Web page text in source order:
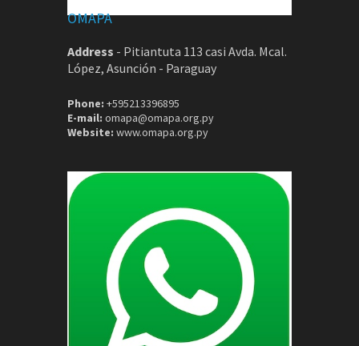
OMAPA
Address - Pitiantuta 113 casi Avda. Mcal.
López, Asunción - Paraguay
Phone: +595213396895
E-mail: omapa@omapa.org.py
Website: www.omapa.org.py